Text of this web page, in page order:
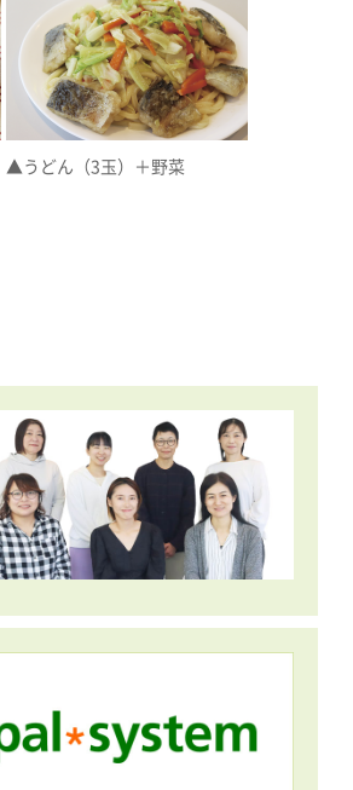
▲うどん（3玉）＋野菜